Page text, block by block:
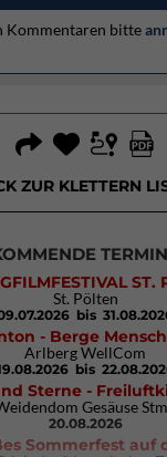
Kommentaren bitte
ZUR KLETTERN
ST.
St. Pölten
bis
- Berge
Arlberg WellCom
bis
Sterne -
Gesäuse
20.08.2026
Sommerfest auf